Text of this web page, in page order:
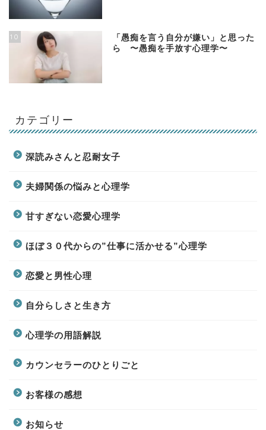
10
「愚痴を言う自分が嫌い」と思った
ら 〜愚痴を手放す心理学〜
カテゴリー
深読みさんと忍耐女子
夫婦関係の悩みと心理学
甘すぎない恋愛心理学
ほぼ３０代からの”仕事に活かせる”心理学
恋愛と男性心理
自分らしさと生き方
心理学の用語解説
カウンセラーのひとりごと
お客様の感想
お知らせ